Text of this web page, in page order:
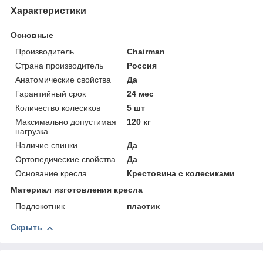
Характеристики
Основные
Производитель
Chairman
Страна производитель
Россия
Анатомические свойства
Да
Гарантийный срок
24 мес
Количество колесиков
5 шт
Максимально допустимая
нагрузка
120 кг
Наличие спинки
Да
Ортопедические свойства
Да
Основание кресла
Крестовина с колесиками
Материал изготовления кресла
Подлокотник
пластик
Скрыть